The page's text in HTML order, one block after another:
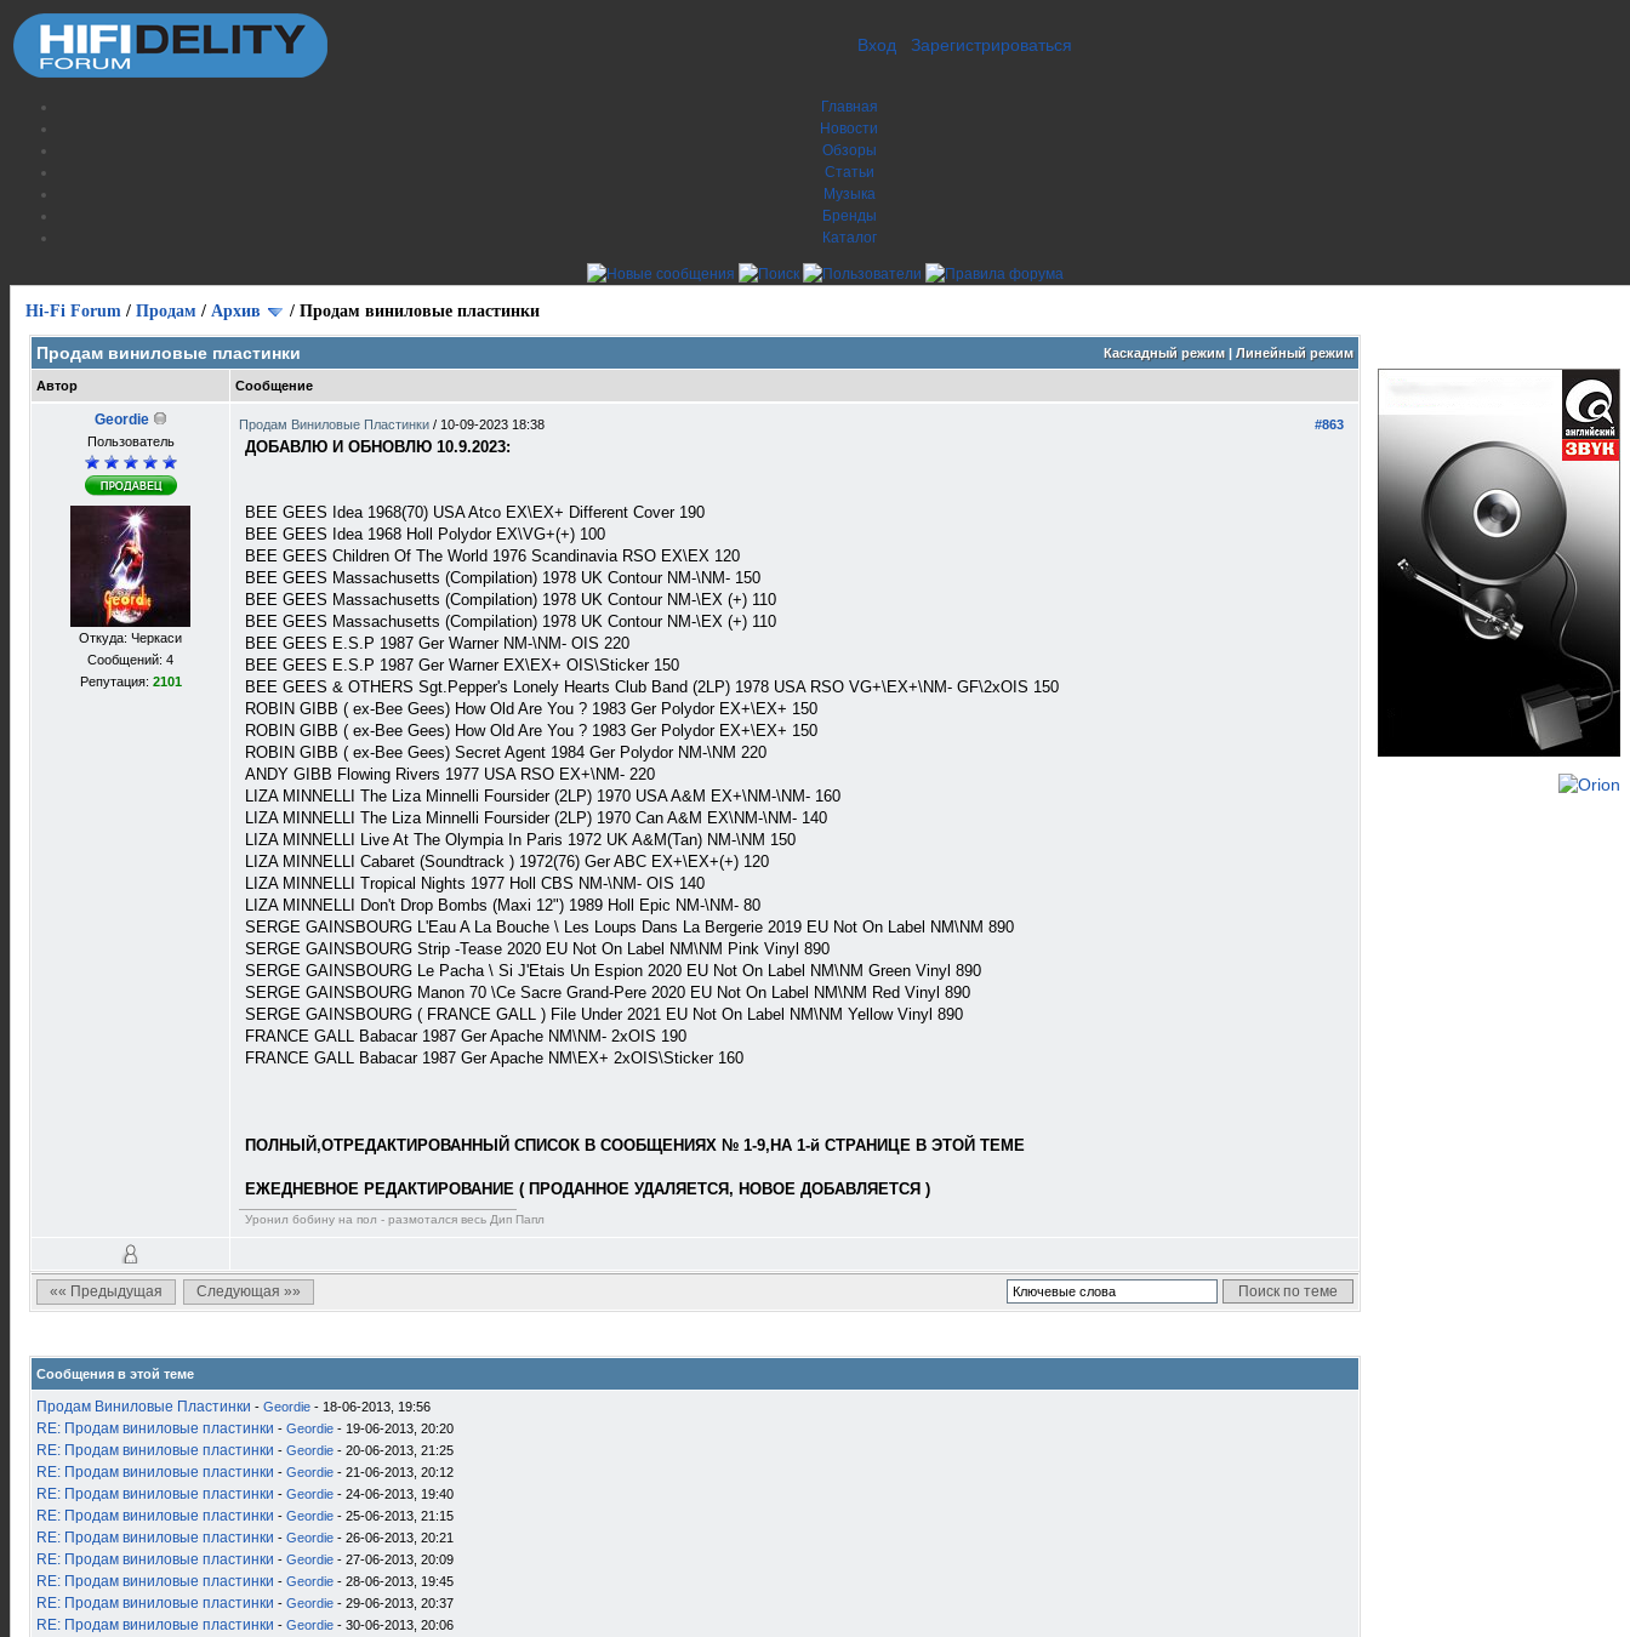
Вход Зарегистрироваться
Главная
Новости
Обзоры
Статьи
Музыка
Бренды
Каталог
Hi-Fi Forum / Продам / Архив / Продам виниловые пластинки
Каскадный режим| Линейный режим
Продам виниловые пластинки
Автор Сообщение
Geordie
Пользователь
Откуда: Черкаси
Сообщений: 4
Репутация: 2101
#863
Продам Виниловые Пластинки / 10-09-2023 18:38
ДОБАВЛЮ И ОБНОВЛЮ 10.9.2023:
BEE GEES Idea 1968(70) USA Atco EX\EX+ Different Cover 190
BEE GEES Idea 1968 Holl Polydor EX\VG+(+) 100
BEE GEES Children Of The World 1976 Scandinavia RSO EX\EX 120
BEE GEES Massachusetts (Compilation) 1978 UK Contour NM-\NM- 150
BEE GEES Massachusetts (Compilation) 1978 UK Contour NM-\EX (+) 110
BEE GEES Massachusetts (Compilation) 1978 UK Contour NM-\EX (+) 110
BEE GEES E.S.P 1987 Ger Warner NM-\NM- OIS 220
BEE GEES E.S.P 1987 Ger Warner EX\EX+ OIS\Sticker 150
BEE GEES & OTHERS Sgt.Pepper's Lonely Hearts Club Band (2LP) 1978 USA RSO VG+\EX+\NM- GF\2xOIS 150
ROBIN GIBB ( ex-Bee Gees) How Old Are You ? 1983 Ger Polydor EX+\EX+ 150
ROBIN GIBB ( ex-Bee Gees) How Old Are You ? 1983 Ger Polydor EX+\EX+ 150
ROBIN GIBB ( ex-Bee Gees) Secret Agent 1984 Ger Polydor NM-\NM 220
ANDY GIBB Flowing Rivers 1977 USA RSO EX+\NM- 220
LIZA MINNELLI The Liza Minnelli Foursider (2LP) 1970 USA A&M EX+\NM-\NM- 160
LIZA MINNELLI The Liza Minnelli Foursider (2LP) 1970 Can A&M EX\NM-\NM- 140
LIZA MINNELLI Live At The Olympia In Paris 1972 UK A&M(Tan) NM-\NM 150
LIZA MINNELLI Cabaret (Soundtrack ) 1972(76) Ger ABC EX+\EX+(+) 120
LIZA MINNELLI Tropical Nights 1977 Holl CBS NM-\NM- OIS 140
LIZA MINNELLI Don't Drop Bombs (Maxi 12") 1989 Holl Epic NM-\NM- 80
SERGE GAINSBOURG L'Eau A La Bouche \ Les Loups Dans La Bergerie 2019 EU Not On Label NM\NM 890
SERGE GAINSBOURG Strip -Tease 2020 EU Not On Label NM\NM Pink Vinyl 890
SERGE GAINSBOURG Le Pacha \ Si J'Etais Un Espion 2020 EU Not On Label NM\NM Green Vinyl 890
SERGE GAINSBOURG Manon 70 \Ce Sacre Grand-Pere 2020 EU Not On Label NM\NM Red Vinyl 890
SERGE GAINSBOURG ( FRANCE GALL ) File Under 2021 EU Not On Label NM\NM Yellow Vinyl 890
FRANCE GALL Babacar 1987 Ger Apache NM\NM- 2xOIS 190
FRANCE GALL Babacar 1987 Ger Apache NM\EX+ 2xOIS\Sticker 160
ПОЛНЫЙ,ОТРЕДАКТИРОВАННЫЙ СПИСОК В СООБЩЕНИЯХ № 1-9,НА 1-й СТРАНИЦЕ В ЭТОЙ ТЕМЕ
ЕЖЕДНЕВНОЕ РЕДАКТИРОВАНИЕ ( ПРОДАННОЕ УДАЛЯЕТСЯ, НОВОЕ ДОБАВЛЯЕТСЯ )
Уронил бобину на пол - размотался весь Дип Папл
«« Предыдущая Следующая »»
Сообщения в этой теме
Продам Виниловые Пластинки - Geordie - 18-06-2013, 19:56
RE: Продам виниловые пластинки - Geordie - 19-06-2013, 20:20
RE: Продам виниловые пластинки - Geordie - 20-06-2013, 21:25
RE: Продам виниловые пластинки - Geordie - 21-06-2013, 20:12
RE: Продам виниловые пластинки - Geordie - 24-06-2013, 19:40
RE: Продам виниловые пластинки - Geordie - 25-06-2013, 21:15
RE: Продам виниловые пластинки - Geordie - 26-06-2013, 20:21
RE: Продам виниловые пластинки - Geordie - 27-06-2013, 20:09
RE: Продам виниловые пластинки - Geordie - 28-06-2013, 19:45
RE: Продам виниловые пластинки - Geordie - 29-06-2013, 20:37
RE: Продам виниловые пластинки - Geordie - 30-06-2013, 20:06